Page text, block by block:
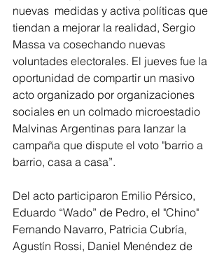
nuevas  medidas y activa políticas que
tiendan a mejorar la realidad, Sergio
Massa va cosechando nuevas
voluntades electorales. El jueves fue la
oportunidad de compartir un masivo
acto organizado por organizaciones
sociales en un colmado microestadio
Malvinas Argentinas para lanzar la
campaña que dispute el voto "barrio a
barrio, casa a casa”.
Del acto participaron Emilio Pérsico,
Eduardo “Wado” de Pedro, el "Chino"
Fernando Navarro, Patricia Cubría,
Agustín Rossi, Daniel Menéndez de